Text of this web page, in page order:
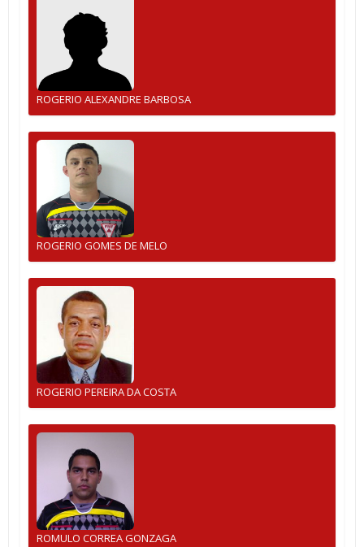
ROGERIO ALEXANDRE BARBOSA
ROGERIO GOMES DE MELO
ROGERIO PEREIRA DA COSTA
ROMULO CORREA GONZAGA